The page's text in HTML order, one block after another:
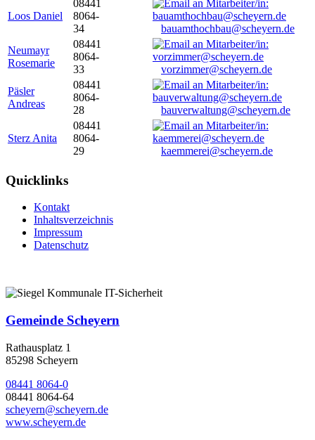
Loos Daniel
08441
8064-
34
bauamthochbau@scheyern.de
Neumayr
Rosemarie
08441
8064-
33
vorzimmer@scheyern.de
Päsler
Andreas
08441
8064-
28
bauverwaltung@scheyern.de
Sterz Anita
08441
8064-
29
kaemmerei@scheyern.de
Quicklinks
Kontakt
Inhaltsverzeichnis
Impressum
Datenschutz
Gemeinde Scheyern
Rathausplatz 1
85298 Scheyern
08441 8064-0
08441 8064-64
scheyern@scheyern.de
www.scheyern.de